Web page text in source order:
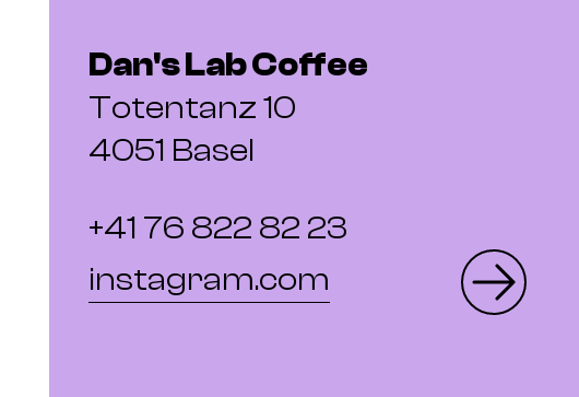
Dan's Lab Coffee
Totentanz 10
4051 Basel
+41 76 822 82 23
instagram.com